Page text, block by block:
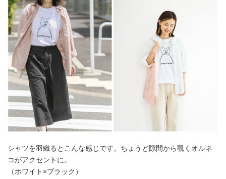
シャツを羽織るとこんな感じです。ちょうど隙間から覗くオルネ
コがアクセントに。
（ホワイト×ブラック）